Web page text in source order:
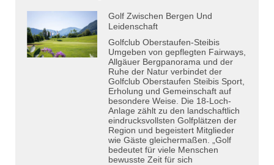
Golf Zwischen Bergen Und
Leidenschaft
Golfclub Oberstaufen-Steibis
Umgeben von gepflegten Fairways,
Allgäuer Bergpanorama und der
Ruhe der Natur verbindet der
Golfclub Oberstaufen Steibis Sport,
Erholung und Gemeinschaft auf
besondere Weise. Die 18-Loch-
Anlage zählt zu den landschaftlich
eindrucksvollsten Golfplätzen der
Region und begeistert Mitglieder
wie Gäste gleichermaßen. „Golf
bedeutet für viele Menschen
bewusste Zeit für sich